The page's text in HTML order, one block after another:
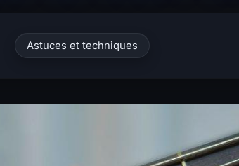
Astuces et techniques